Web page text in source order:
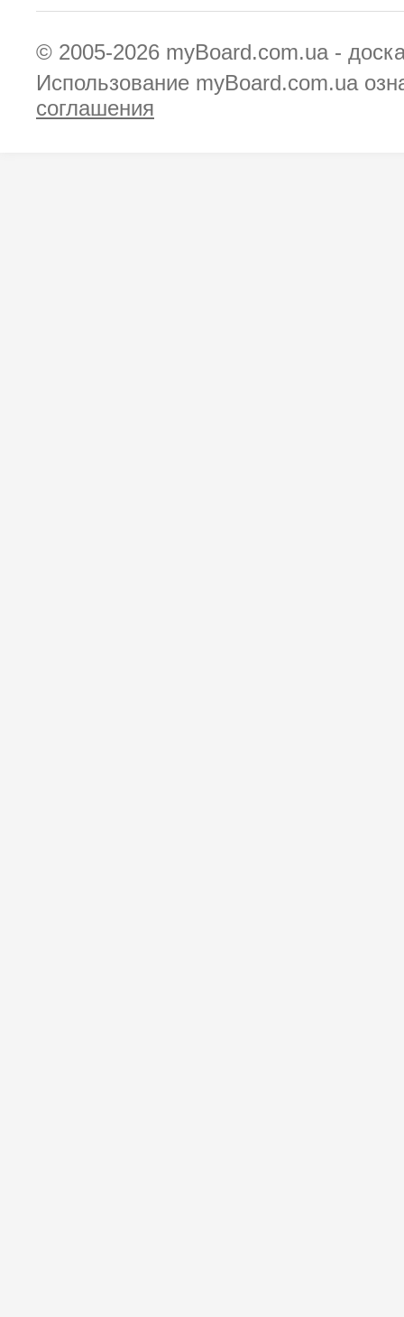
© 2005-2026 myBoard.com.ua -
Использование myBoard.com.ua
соглашения